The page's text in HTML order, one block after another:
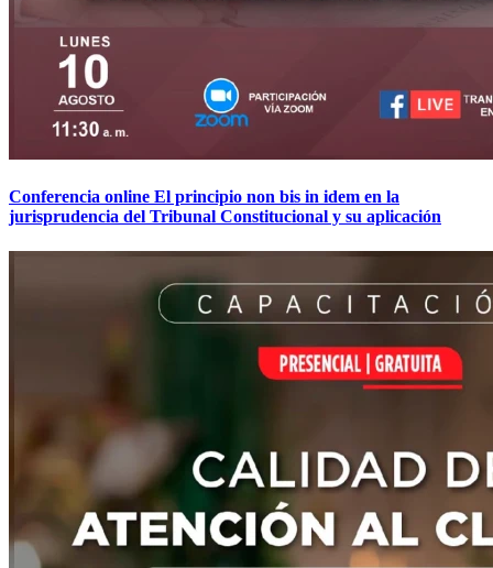
Conferencia online El principio non bis in idem en la
jurisprudencia del Tribunal Constitucional y su aplicación